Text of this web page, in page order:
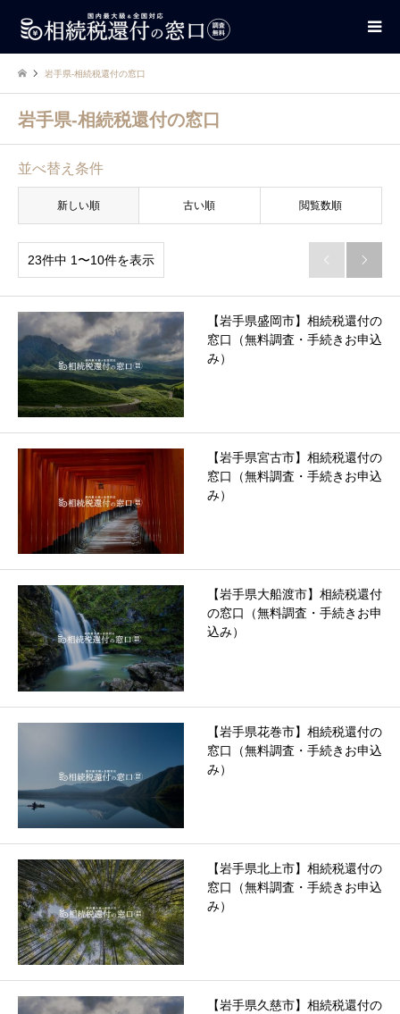
岩手県-相続税還付の窓口
岩手県-相続税還付の窓口
並べ替え条件
新しい順 古い順 閲覧数順
23件中 1〜10件を表示  
【岩手県盛岡市】相続税還付の
窓口（無料調査・手続きお申込
み）
【岩手県宮古市】相続税還付の
窓口（無料調査・手続きお申込
み）
【岩手県大船渡市】相続税還付
の窓口（無料調査・手続きお申
込み）
【岩手県花巻市】相続税還付の
窓口（無料調査・手続きお申込
み）
【岩手県北上市】相続税還付の
窓口（無料調査・手続きお申込
み）
【岩手県久慈市】相続税還付の